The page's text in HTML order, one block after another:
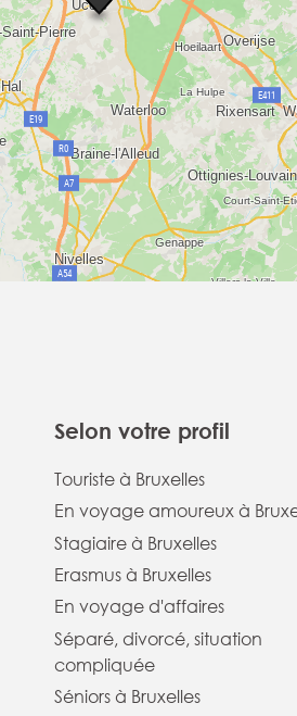
Selon votre profil
Touriste à Bruxelles
En voyage amoureux à
Stagiaire à Bruxelles
Erasmus à Bruxelles
En voyage d'affaires
Séparé, divorcé, situation
compliquée
Séniors à Bruxelles